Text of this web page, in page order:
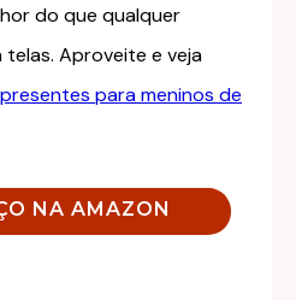
do que qualquer
Aproveite e veja
para meninos de
NA AMAZON